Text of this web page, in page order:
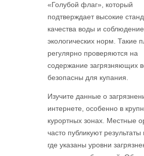
«Голубой флаг», который
подтверждает высокие
качества воды и соблюдение
экологических норм. Такие
регулярно проверяются на
содержание загрязняющих
безопасны для купания.
Изучите данные о
интернете, особенно в
курортных зонах. Местные
часто публикуют результаты
где указаны уровни